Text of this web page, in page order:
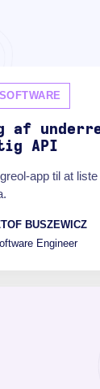
af
API
app til at
BUSZEWICZ
Engineer